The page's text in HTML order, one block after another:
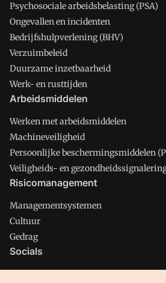
Psychosociale arbeidsbelasting (PSA)
Ongevallen en incidenten
Bedrijfshulpverlening (BHV)
Verzuimbeleid
Duurzame inzetbaarheid
Werk- en rusttijden
Arbeidsmiddelen
Werken met arbeidsmiddelen
Machineveiligheid
Persoonlijke beschermingsmiddelen
Veiligheids- en
Risicomanagement
Managementsystemen
Cultuur
Gedrag
Socials